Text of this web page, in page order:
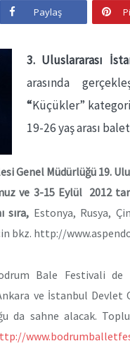
Paylaş
3. Uluslararası
arasında
“Küçükler”
19-26 yaş arası
Genel Müdürlüğü 19.
ve 3-15 Eylül 2012
sıra, Estonya, Rusya,
bkz. http://
Bale Festivali
ve İstanbul Devlet
da sahne alacak.